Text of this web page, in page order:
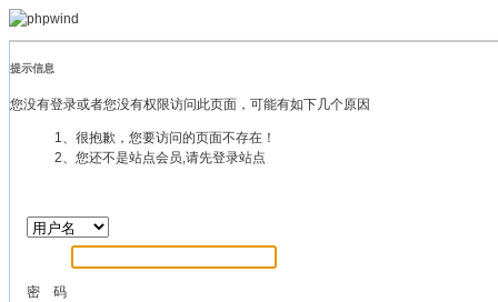
提示信息
您没有登录或者您没有权限访问此页面，可能有如下几个原因
1、很抱歉，您要访问的页面不存在！
2、您还不是站点会员,请先登录站点
密 码